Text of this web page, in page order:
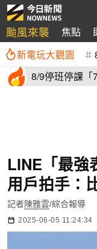
颱風來襲 焦點
新電玩大觀園
8/9停班停課
LINE「最強
用戶拍手：
記者陳雅雲/綜合報導
2025-06-05 11:24:34